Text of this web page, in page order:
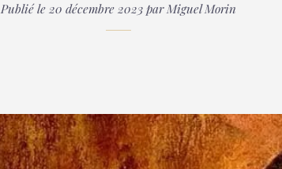
Publié le 20 décembre 2023 par Miguel Morin